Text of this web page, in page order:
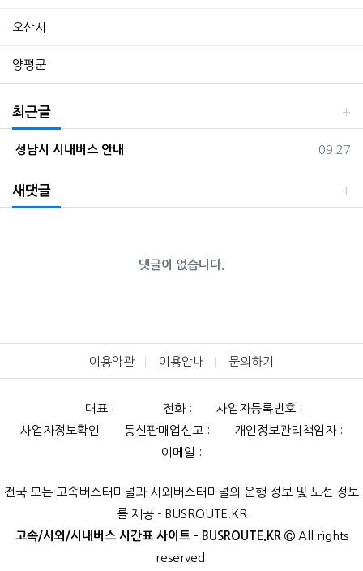
오산시
양평군
최근글
등록일
09.27
성남시 시내버스 안내
새댓글
댓글이 없습니다.
이용약관 이용안내 문의하기
대표 : 전화 :
사업자등록번호 :
사업자정보확인
통신판매업신고 :
개인정보관리책임자 :
이메일 :
전국 모든 고속버스터미널과 시외버스터미널의 운행 정보 및 노선 정보
를 제공 - BUSROUTE.KR
고속/시외/시내버스 시간표 사이트 - BUSROUTE.KR
All rights
reserved.